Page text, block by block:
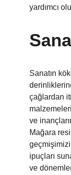
yardımcı
Sanatın
çağlardan
ve
Mağara
ipuçları
ve